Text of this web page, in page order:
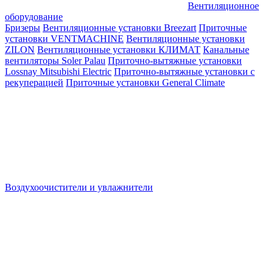
Вентиляционное
оборудование
Бризеры Вентиляционные установки Breezart Приточные
установки VENTMACHINE Вентиляционные установки
ZILON Вентиляционные установки КЛИМАТ Канальные
вентиляторы Soler Palau Приточно-вытяжные установки
Lossnay Mitsubishi Electric Приточно-вытяжные установки с
рекуперацией Приточные установки General Climate
Воздухоочистители и увлажнители